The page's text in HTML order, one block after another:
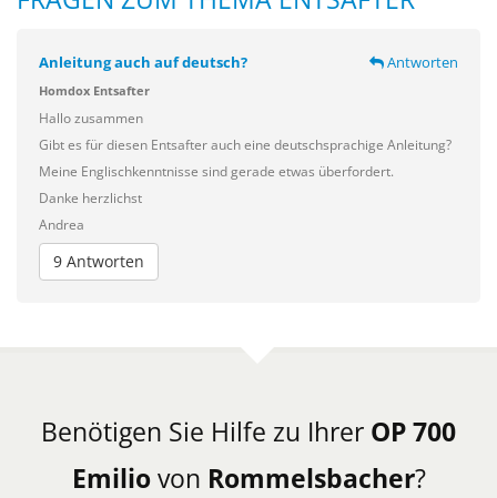
Anleitung auch auf deutsch? Antworten
Homdox Entsafter
Hallo zusammen
Gibt es für diesen Entsafter auch eine deutschsprachige Anleitung?
Meine Englischkenntnisse sind gerade etwas überfordert.
Danke herzlichst
Andrea
9 Antworten
Benötigen Sie Hilfe zu Ihrer OP 700
Emiliovon Rommelsbacher?